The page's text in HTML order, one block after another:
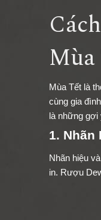
Mùa
Mùa Tết là
cùng gia
là những
1. Nhãn
Nhãn hiệu
in. Rượu